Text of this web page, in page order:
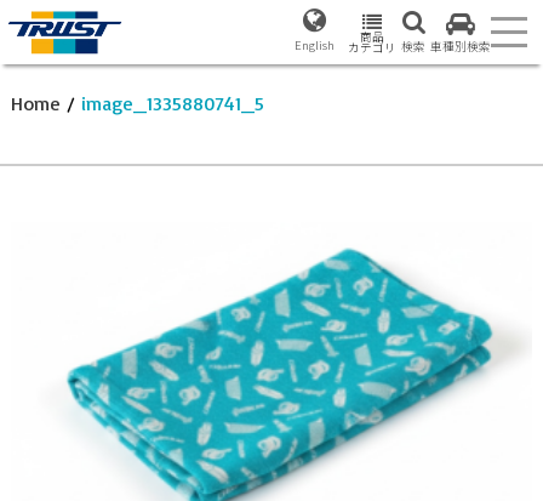
English 商品
カテゴリ 検索 車種別検索
Home / image_1335880741_5